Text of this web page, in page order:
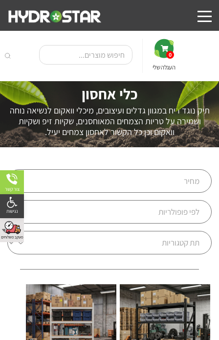
0
העגלה שלי
כלי אחסון
תיק נוגד ריח במגוון גדלים ועיצובים, מיכלי וואקום לנשיאה נוחה
ושמירה על טריות הצמחים המאוחסנים, שקיות זיפ ושקיות
וואקום וכן כל הקשור לאחסון צמחים יעיל.
צור קשר